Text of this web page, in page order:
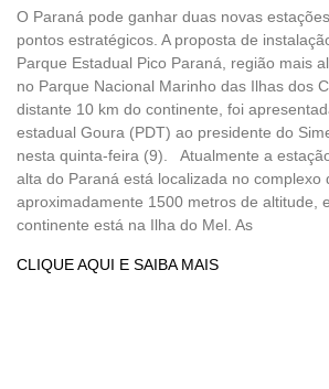
O Paraná pode ganhar duas novas
pontos estratégicos. A proposta de
Parque Estadual Pico Paraná, região mais
no Parque Nacional Marinho das Ilhas dos
distante 10 km do continente, foi
estadual Goura (PDT) ao presidente do
nesta quinta-feira (9). Atualmente a
alta do Paraná está localizada no complexo
aproximadamente 1500 metros de altitude,
continente está na Ilha do Mel. As
CLIQUE AQUI E SAIBA MAIS